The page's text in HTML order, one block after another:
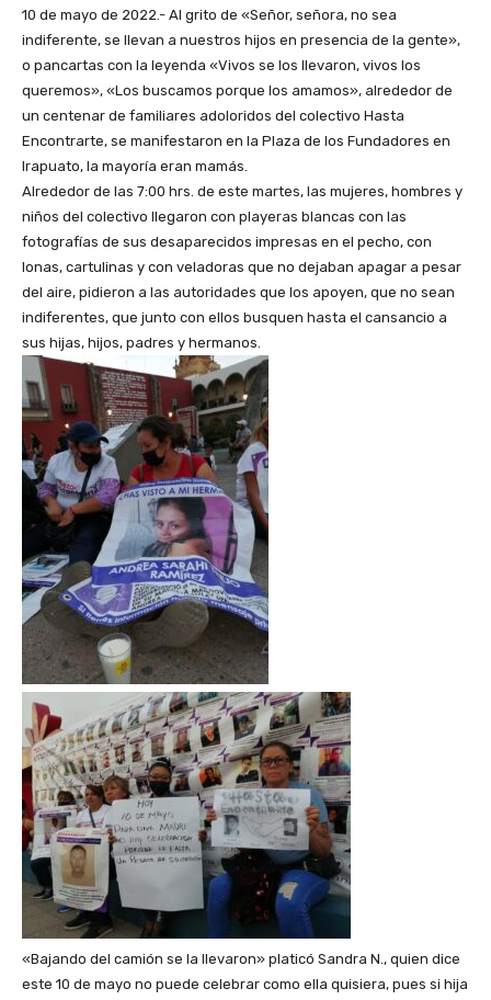
10 de mayo de 2022.- Al grito de «Señor, señora, no sea
indiferente, se llevan a nuestros hijos en presencia de la gente»,
o pancartas con la leyenda «Vivos se los llevaron, vivos los
queremos», «Los buscamos porque los amamos», alrededor de
un centenar de familiares adoloridos del colectivo Hasta
Encontrarte, se manifestaron en la Plaza de los Fundadores en
Irapuato, la mayoría eran mamás.
Alrededor de las 7:00 hrs. de este martes, las mujeres, hombres y
niños del colectivo llegaron con playeras blancas con las
fotografías de sus desaparecidos impresas en el pecho, con
lonas, cartulinas y con veladoras que no dejaban apagar a pesar
del aire, pidieron a las autoridades que los apoyen, que no sean
indiferentes, que junto con ellos busquen hasta el cansancio a
sus hijas, hijos, padres y hermanos.
«Bajando del camión se la llevaron» platicó Sandra N., quien dice
este 10 de mayo no puede celebrar como ella quisiera, pues si hija